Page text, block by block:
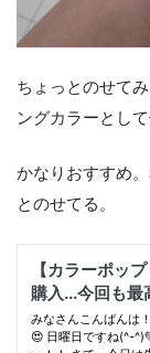
ちょっとのせて
ングカラーとし
かなりおすすめ
とのせてる。